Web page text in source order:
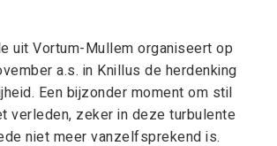
uit Vortum-Mullem organiseert op
a.s. in Knillus de herdenking
Een bijzonder moment om stil
verleden, zeker in deze turbulente
niet meer vanzelfsprekend is.